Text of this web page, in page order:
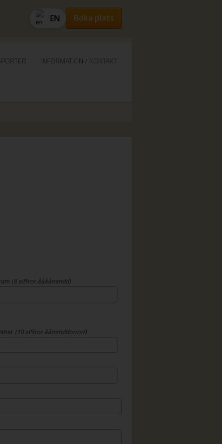
EN Boka plats
INFORMATION / KONTAKT
(8 siffror ååååmmdd)
(10 siffror ååmmddnnnn)